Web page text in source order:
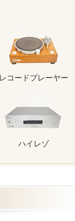
レコードプレーヤー
ハイレゾ